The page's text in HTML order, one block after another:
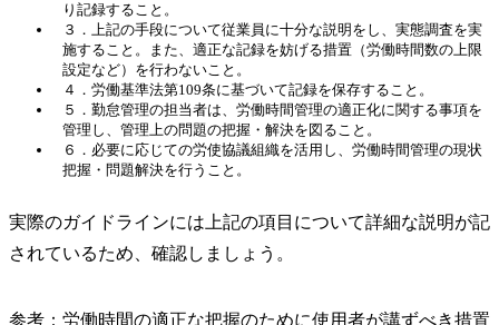
り記録すること。
３．上記の手段について従業員に十分な説明をし、実態調査を実
施すること。また、適正な記録を妨げる措置（労働時間数の上限
設定など）を行わないこと。
４．労働基準法第109条に基づいて記録を保存すること。
５．勤怠管理の担当者は、労働時間管理の適正化に関する事項を
管理し、管理上の問題の把握・解決を図ること。
６．必要に応じての労使協議組織を活用し、労働時間管理の現状
把握・問題解決を行うこと。
実際のガイドラインには上記の項目について詳細な説明が記
されているため、確認しましょう。
参考： 労働時間の適正な把握のために使用者が講ずべき措置